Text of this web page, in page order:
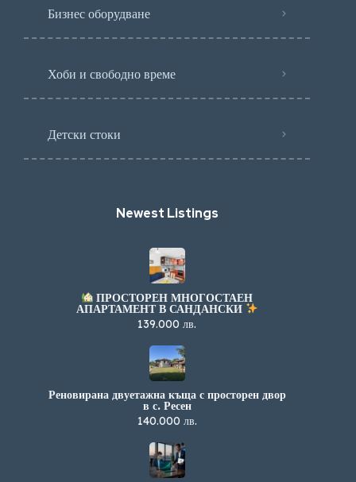
Бизнес оборудване
Хоби и свободно време
Детски стоки
Newest Listings​
ПРОСТОРЕН МНОГОСТАЕН
АПАРТАМЕНТ В САНДАНСКИ
139.000 лв.
Реновирана двуетажна къща с просторен двор
в с. Ресен
140.000 лв.